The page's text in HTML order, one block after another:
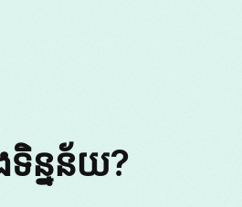
ន្នន័យ?